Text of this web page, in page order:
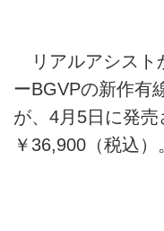
リアルアシスト
ーBGVPの新作有
が、4月5日に発
￥36,900（税込）